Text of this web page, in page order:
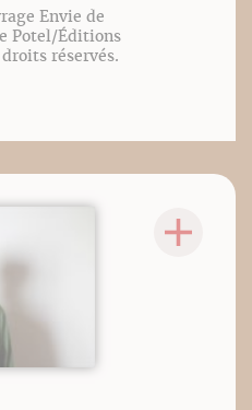
Envie de
Potel/Éditions
réservés.